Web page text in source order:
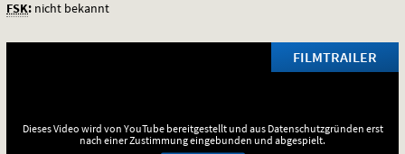
FSK: nicht bekannt
FILMTRAILER
Dieses Video wird von YouTube bereitgestellt und aus Datenschutzgründen erst
nach einer Zustimmung eingebunden und abgespielt.